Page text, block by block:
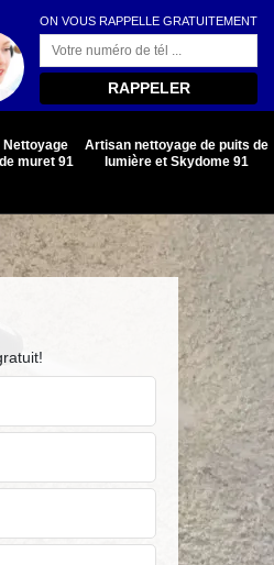
ON VOUS RAPPELLE GRATUITEMENT
Nettoyage
de muret 91
Artisan nettoyage de puits de
lumière et Skydome 91